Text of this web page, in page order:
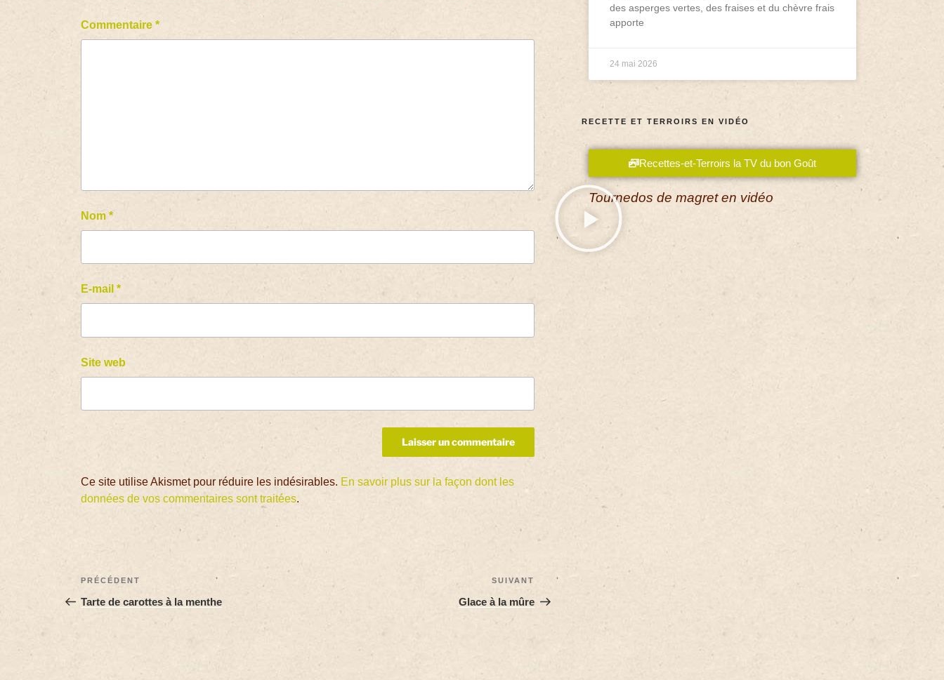
Commentaire*
Nom*
E-mail*
Site web
Ce site utilise Akismet pour réduire les indésirables. En savoir plus sur la façon dont les
données de vos commentaires sont traitées.
PRÉCÉDENT
Tarte de carottes à la menthe
SUIVANT
Glace à la mûre
des asperges vertes, des fraises et du chèvre frais
apporte
24 mai 2026
RECETTE ET TERROIRS EN VIDÉO
Recettes-et-Terroirs la TV du bon Goût
Tournedos de magret en vidéo